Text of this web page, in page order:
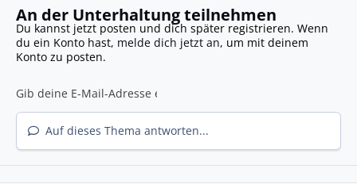
An der Unterhaltung teilnehmen
Du kannst jetzt posten und dich später registrieren. Wenn
du ein Konto hast, melde dich jetzt an, um mit deinem
Konto zu posten.
Auf dieses Thema antworten...